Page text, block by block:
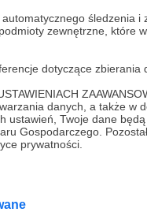
śledzenia
zewnętrzne, które
dotyczące zbierania
danych, a także
ustawień, Twoje dane
Gospodarczego.
prywatności.